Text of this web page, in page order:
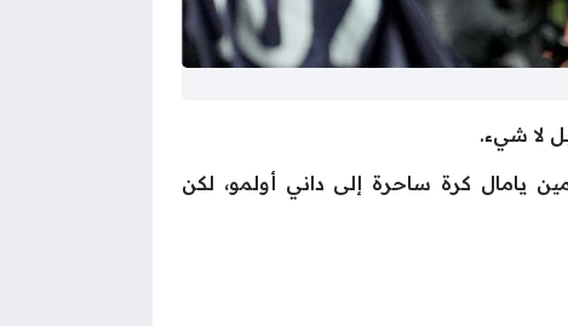
لا شيء.
واضح، وكان قريبًا من التسجيل في الدقيقة 25، حين مرر لامين يامال كرة ساحرة إلى داني أولمو، لكن